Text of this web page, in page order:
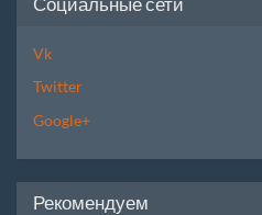
Vk
Twitter
Google+
Рекомендуем